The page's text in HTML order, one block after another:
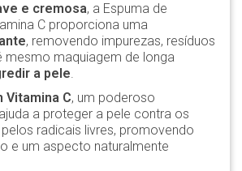
e cremosa, a Espuma de
C proporciona uma
, removendo impurezas, resíduos
mesmo maquiagem de longa
a pele.
Vitamina C, um poderoso
a proteger a pele contra os
radicais livres, promovendo
e um aspecto naturalmente